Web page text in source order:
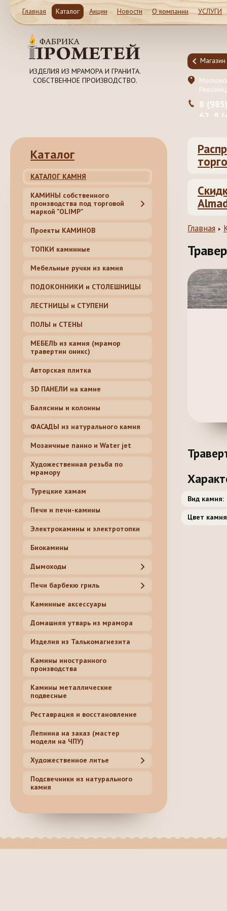
Главная Каталог Акции Новости О компании УСЛУГИ
ИЗДЕЛИЯ ИЗ МРАМОРА И ГРАНИТА.
СОБСТВЕННОЕ ПРОИЗВОДСТВО.
Магазин и Производство
Московская обл. Ленинский район, Молоково ул.
8
62, 8
Главная
Вид камня:
Цвет
Каталог
КАТАЛОГ КАМНЯ
КАМИНЫ собственного
производства под торговой
маркой "OLIMP"
Проекты КАМИНОВ
ТОПКИ каминные
Мебельные ручки из камня
ПОДОКОННИКИ и СТОЛЕШНИЦЫ
ЛЕСТНИЦЫ и СТУПЕНИ
ПОЛЫ и СТЕНЫ
МЕБЕЛЬ из камня (мрамор
травертин оникс)
Авторская плитка
3D ПАНЕЛИ на камне
Балясины и колонны
ФАСАДЫ из натурального камня
Мозаичные панно и Water jet
Художественная резьба по
мрамору
Турецкие хамам
Печи и печи-камины
Электрокамины и электротопки
Биокамины
Дымоходы
Печи барбекю гриль
Каминные аксессуары
Домашняя утварь из мрамора
Изделия из Талькомагнезита
Камины иностранного
производства
Камины металлические
подвесные
Реставрация и восстановление
Лепнина на заказ (мастер
модели на ЧПУ)
Художественное литье
Подсвечники из натурального
камня